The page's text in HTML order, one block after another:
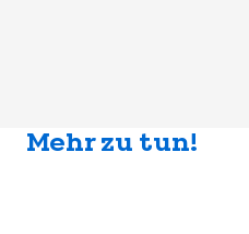
Mehr zu tun!